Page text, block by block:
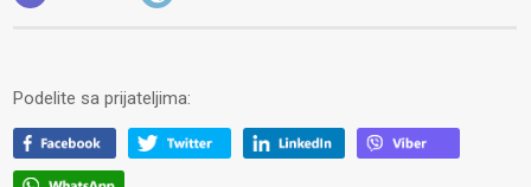
Podelite sa prijateljima: